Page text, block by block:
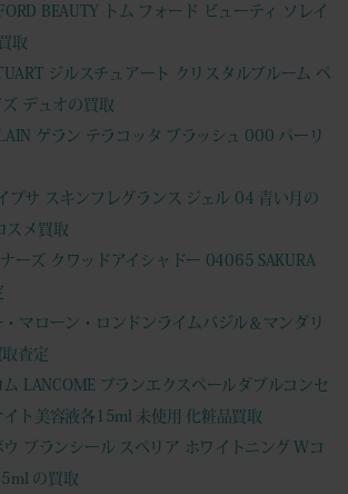
BEAUTY トム フォード ビューティ ソレイ
取
ジルスチュアート クリスタルブルーム ペ
デュオの買取
ゲラン テラコッタ ブラッシュ 000 パーリ
プサ スキンフレグランス ジェル 04 青い月の
スメ買取
ナーズ クワッドアイシャドー 04065 SAKURA
・マローン・ロンドンライムバジル＆マンダリ
取査定
ム LANCOME ブランエクスペールダブルコンセ
イト美容液各15ml 未使用 化粧品買取
ウ ブランシール スペリア ホワイトニング Wコ
の買取